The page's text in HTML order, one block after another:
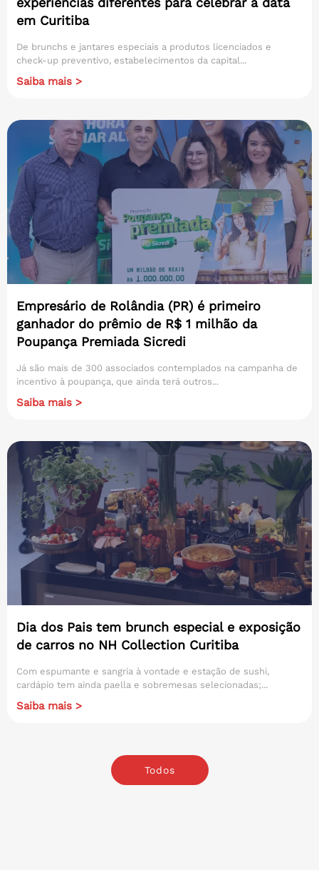
em Curitiba
De brunchs e jantares especiais a produtos licenciados e
check-up preventivo, estabelecimentos da capital...
Saiba mais >
Empresário de Rolândia (PR) é primeiro
ganhador do prêmio de R$ 1 milhão da
Poupança Premiada Sicredi
Já são mais de 300 associados contemplados na campanha de
incentivo à poupança, que ainda terá outros...
Saiba mais >
Dia dos Pais tem brunch especial e exposição
de carros no NH Collection Curitiba
Com espumante e sangria à vontade e estação de sushi,
cardápio tem ainda paella e sobremesas selecionadas;...
Saiba mais >
Todos